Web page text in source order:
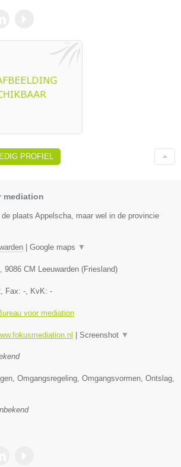
PROFIEL
mediation
plaats Appelscha, maar wel in de provincie
Google maps ▼
, 9086 CM Leeuwarden (Friesland)
, Fax: -, KvK: -
voor mediation
Screenshot ▼
Omgangsregeling, Omgangsvormen, Ontslag,